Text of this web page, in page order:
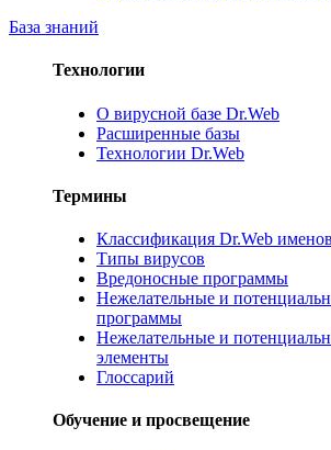
База знаний
Технологии
О вирусной базе Dr.Web
Расширенные базы
Технологии Dr.Web
Термины
Классификация Dr.Web
Типы вирусов
Вредоносные программы
Нежелательные и
программы
Нежелательные и
элементы
Глоссарий
Обучение и просвещение